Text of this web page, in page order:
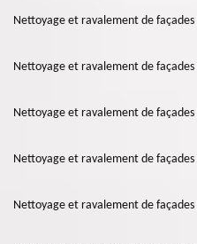
Nettoyage et ravalement de façades
Nettoyage et ravalement de façades
Nettoyage et ravalement de façades
Nettoyage et ravalement de façades
Nettoyage et ravalement de façades